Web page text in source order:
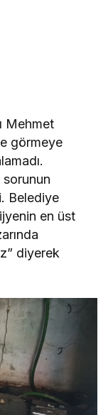
Mehmet
görmeye
Belediye
en üst
diyerek